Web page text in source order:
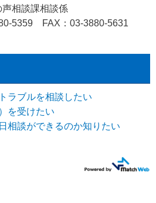
相談課相談係
FAX：03-3880-5631
ラブルを相談したい
を受けたい
相談ができるのか知りたい